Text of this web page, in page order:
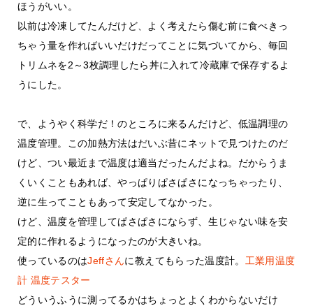
ほうがいい。
以前は冷凍してたんだけど、よく考えたら傷む前に食べきっ
ちゃう量を作ればいいだけだってことに気づいてから、毎回
トリムネを2～3枚調理したら丼に入れて冷蔵庫で保存するよ
うにした。
で、ようやく科学だ！のところに来るんだけど、低温調理の
温度管理。この加熱方法はだいぶ昔にネットで見つけたのだ
けど、つい最近まで温度は適当だったんだよね。だからうま
くいくこともあれば、やっぱりぱさぱさになっちゃったり、
逆に生ってこともあって安定してなかった。
けど、温度を管理してぱさぱさにならず、生じゃない味を安
定的に作れるようになったのが大きいね。
使っているのはJeffさんに教えてもらった温度計。 工業用温度
計 温度テスター
どういうふうに測ってるかはちょっとよくわからないだけ